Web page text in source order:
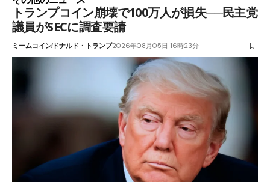
トランプコイン崩壊で100万人が損失──民主党
議員がSECに調査要請
ミームコインドナルド・トランプ2026年08月05日 16時23分